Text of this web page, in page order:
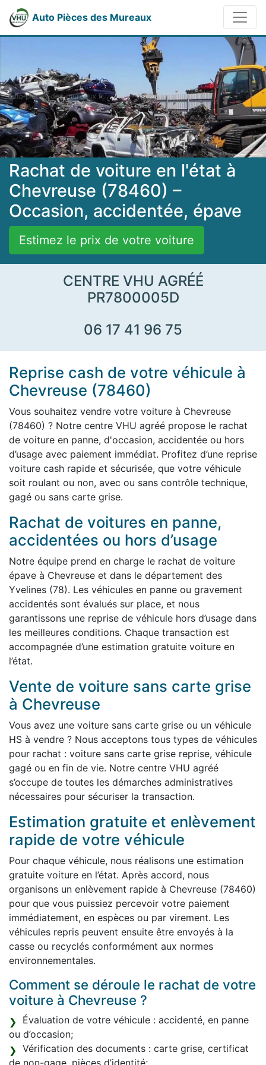
Auto Pièces des Mureaux
Rachat de voiture en l'état à
Chevreuse (78460) –
Occasion, accidentée, épave
Estimez le prix de votre voiture
CENTRE VHU AGRÉÉ
PR7800005D
06 17 41 96 75
Reprise cash de votre véhicule à
Chevreuse (78460)
Vous souhaitez vendre votre voiture à Chevreuse
(78460) ? Notre centre VHU agréé propose le rachat
de voiture en panne, d'occasion, accidentée ou hors
d’usage avec paiement immédiat. Profitez d’une reprise
voiture cash rapide et sécurisée, que votre véhicule
soit roulant ou non, avec ou sans contrôle technique,
gagé ou sans carte grise.
Rachat de voitures en panne,
accidentées ou hors d’usage
Notre équipe prend en charge le rachat de voiture
épave à Chevreuse et dans le département des
Yvelines (78). Les véhicules en panne ou gravement
accidentés sont évalués sur place, et nous
garantissons une reprise de véhicule hors d’usage dans
les meilleures conditions. Chaque transaction est
accompagnée d’une estimation gratuite voiture en
l’état.
Vente de voiture sans carte grise
à Chevreuse
Vous avez une voiture sans carte grise ou un véhicule
HS à vendre ? Nous acceptons tous types de véhicules
pour rachat : voiture sans carte grise reprise, véhicule
gagé ou en fin de vie. Notre centre VHU agréé
s’occupe de toutes les démarches administratives
nécessaires pour sécuriser la transaction.
Estimation gratuite et enlèvement
rapide de votre véhicule
Pour chaque véhicule, nous réalisons une estimation
gratuite voiture en l’état. Après accord, nous
organisons un enlèvement rapide à Chevreuse (78460)
pour que vous puissiez percevoir votre paiement
immédiatement, en espèces ou par virement. Les
véhicules repris peuvent ensuite être envoyés à la
casse ou recyclés conformément aux normes
environnementales.
Comment se déroule le rachat de votre
voiture à Chevreuse ?
Évaluation de votre véhicule : accidenté, en panne
ou d’occasion;
Vérification des documents : carte grise, certificat